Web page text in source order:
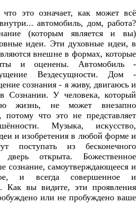
это означает, как может всё
автомобиль, дом, работа?
(которым является и вы)
идеи. Эти духовные идеи, в
внешне в формах, которые
и оценены. Автомобиль -
Вездесущности. Дом -
сознания - я живу, двигаюсь и
Сознании. У человека, который
жизнь, не может внезапно
потому что это не представляет
Музыка, искусство,
и изобретения в любой форме и
поступать из бесконечного
открыта. Божественное
сознание, самоутверждающееся и
и всегда совершенное и
Как вы видите, эти проявления
или не пробуждено ваше